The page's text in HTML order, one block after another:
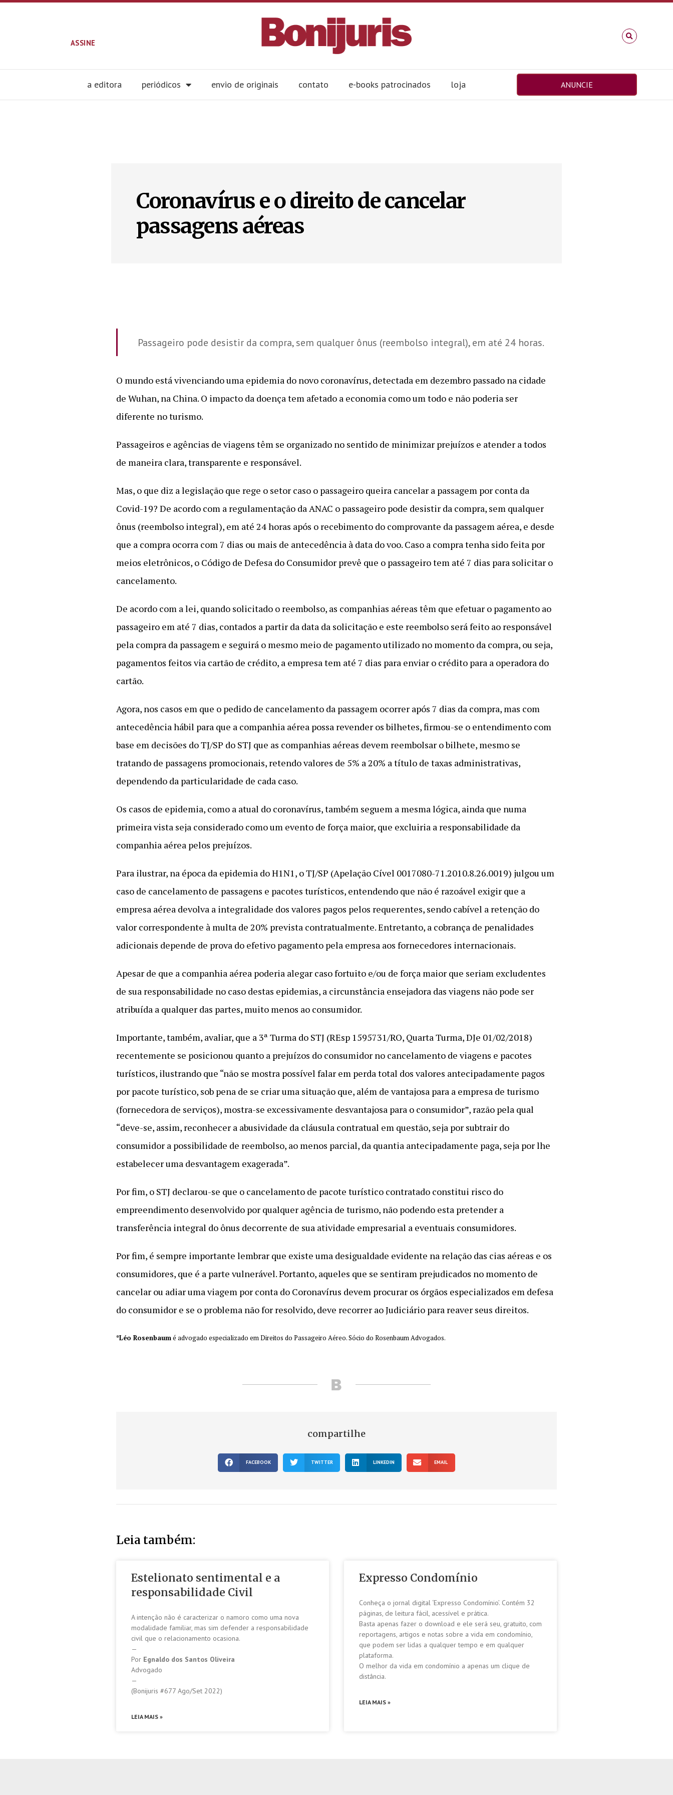
ASSINE
a editora periódicos envio de originais contato e-books patrocinados loja ANUNCIE
Coronavírus e o direito de cancelar
passagens aéreas
Passageiro pode desistir da compra, sem qualquer ônus (reembolso integral), em até 24 horas.
O mundo está vivenciando uma epidemia do novo coronavírus, detectada em dezembro passado na cidade
de Wuhan, na China. O impacto da doença tem afetado a economia como um todo e não poderia ser
diferente no turismo.
Passageiros e agências de viagens têm se organizado no sentido de minimizar prejuízos e atender a todos
de maneira clara, transparente e responsável.
Mas, o que diz a legislação que rege o setor caso o passageiro queira cancelar a passagem por conta da
Covid-19? De acordo com a regulamentação da ANAC o passageiro pode desistir da compra, sem qualquer
ônus (reembolso integral), em até 24 horas após o recebimento do comprovante da passagem aérea, e desde
que a compra ocorra com 7 dias ou mais de antecedência à data do voo. Caso a compra tenha sido feita por
meios eletrônicos, o Código de Defesa do Consumidor prevê que o passageiro tem até 7 dias para solicitar o
cancelamento.
De acordo com a lei, quando solicitado o reembolso, as companhias aéreas têm que efetuar o pagamento ao
passageiro em até 7 dias, contados a partir da data da solicitação e este reembolso será feito ao responsável
pela compra da passagem e seguirá o mesmo meio de pagamento utilizado no momento da compra, ou seja,
pagamentos feitos via cartão de crédito, a empresa tem até 7 dias para enviar o crédito para a operadora do
cartão.
Agora, nos casos em que o pedido de cancelamento da passagem ocorrer após 7 dias da compra, mas com
antecedência hábil para que a companhia aérea possa revender os bilhetes, firmou-se o entendimento com
base em decisões do TJ/SP do STJ que as companhias aéreas devem reembolsar o bilhete, mesmo se
tratando de passagens promocionais, retendo valores de 5% a 20% a título de taxas administrativas,
dependendo da particularidade de cada caso.
Os casos de epidemia, como a atual do coronavírus, também seguem a mesma lógica, ainda que numa
primeira vista seja considerado como um evento de força maior, que excluiria a responsabilidade da
companhia aérea pelos prejuízos.
Para ilustrar, na época da epidemia do H1N1, o TJ/SP (Apelação Cível 0017080-71.2010.8.26.0019) julgou um
caso de cancelamento de passagens e pacotes turísticos, entendendo que não é razoável exigir que a
empresa aérea devolva a integralidade dos valores pagos pelos requerentes, sendo cabível a retenção do
valor correspondente à multa de 20% prevista contratualmente. Entretanto, a cobrança de penalidades
adicionais depende de prova do efetivo pagamento pela empresa aos fornecedores internacionais.
Apesar de que a companhia aérea poderia alegar caso fortuito e/ou de força maior que seriam excludentes
de sua responsabilidade no caso destas epidemias, a circunstância ensejadora das viagens não pode ser
atribuída a qualquer das partes, muito menos ao consumidor.
Importante, também, avaliar, que a 3ª Turma do STJ (REsp 1595731/RO, Quarta Turma, DJe 01/02/2018)
recentemente se posicionou quanto a prejuízos do consumidor no cancelamento de viagens e pacotes
turísticos, ilustrando que “não se mostra possível falar em perda total dos valores antecipadamente pagos
por pacote turístico, sob pena de se criar uma situação que, além de vantajosa para a empresa de turismo
(fornecedora de serviços), mostra-se excessivamente desvantajosa para o consumidor”, razão pela qual
“deve-se, assim, reconhecer a abusividade da cláusula contratual em questão, seja por subtrair do
consumidor a possibilidade de reembolso, ao menos parcial, da quantia antecipadamente paga, seja por lhe
estabelecer uma desvantagem exagerada”.
Por fim, o STJ declarou-se que o cancelamento de pacote turístico contratado constitui risco do
empreendimento desenvolvido por qualquer agência de turismo, não podendo esta pretender a
transferência integral do ônus decorrente de sua atividade empresarial a eventuais consumidores.
Por fim, é sempre importante lembrar que existe uma desigualdade evidente na relação das cias aéreas e os
consumidores, que é a parte vulnerável. Portanto, aqueles que se sentiram prejudicados no momento de
cancelar ou adiar uma viagem por conta do Coronavírus devem procurar os órgãos especializados em defesa
do consumidor e se o problema não for resolvido, deve recorrer ao Judiciário para reaver seus direitos.
*Léo Rosenbaumé advogado especializado em Direitos do Passageiro Aéreo. Sócio do Rosenbaum Advogados.
compartilhe
FACEBOOK TWITTER LINKEDIN EMAIL
Leia também:
Estelionato sentimental e a
responsabilidade Civil
A intenção não é caracterizar o namoro como uma nova
modalidade familiar, mas sim defender a responsabilidade
civil que o relacionamento ocasiona.
—
Por Egnaldo dos Santos Oliveira
Advogado
—
(Bonijuris #677 Ago/Set 2022)
LEIA MAIS »
Expresso Condomínio
Conheça o jornal digital ‘Expresso Condomínio’. Contém 32
páginas, de leitura fácil, acessível e prática.
Basta apenas fazer o download e ele será seu, gratuito, com
reportagens, artigos e notas sobre a vida em condomínio,
que podem ser lidas a qualquer tempo e em qualquer
plataforma.
O melhor da vida em condomínio a apenas um clique de
distância.
LEIA MAIS »